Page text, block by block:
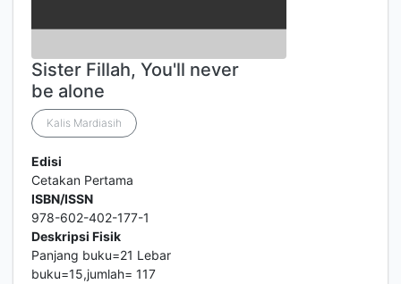
Sister Fillah, You'll never
be alone
Kalis Mardiasih
Edisi
Cetakan Pertama
ISBN/ISSN
978-602-402-177-1
Deskripsi Fisik
Panjang buku=21 Lebar
buku=15,jumlah= 117